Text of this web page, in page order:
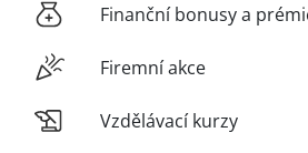
Finanční bonusy a
Firemní akce
Vzdělávací kurzy